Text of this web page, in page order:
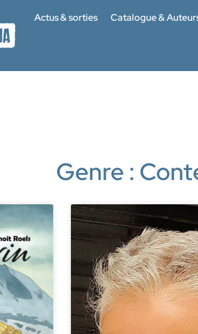
Actus & sorties Catalogue &
Genre :